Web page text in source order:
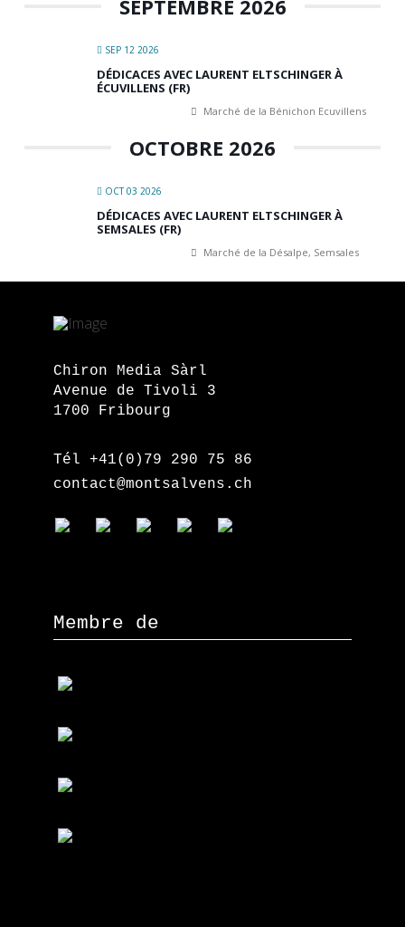
SEPTEMBRE 2026
SEP 12 2026
DÉDICACES AVEC LAURENT ELTSCHINGER À
ÉCUVILLENS (FR)
Marché de la Bénichon Ecuvillens
OCTOBRE 2026
OCT 03 2026
DÉDICACES AVEC LAURENT ELTSCHINGER À
SEMSALES (FR)
Marché de la Désalpe, Semsales
Chiron Media Sàrl
Avenue de Tivoli 3
1700 Fribourg
Tél +41(0)79 290 75 86
contact@montsalvens.ch
Membre de